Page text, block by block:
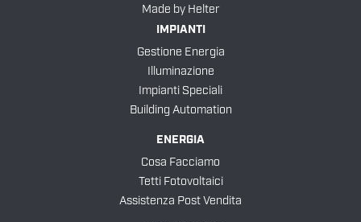
Made by Helter
IMPIANTI
Gestione Energia
Illuminazione
Impianti Speciali
Building Automation
ENERGIA
Cosa Facciamo
Tetti Fotovoltaici
Assistenza Post Vendita